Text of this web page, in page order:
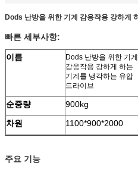
Dods 난방을 위한 기계 감응작용 강하게
빠른 세부사항:
이름
Dods 난방을 위한 기계
감응작용 강하게 하는
기계를 냉각하는 유압
드라이브
순중량 900kg
차원
1100*900*2000
주요 기능